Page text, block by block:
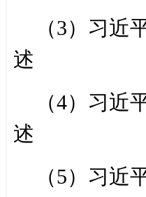
（3）习近
述
（4）习近
述
（5）习近